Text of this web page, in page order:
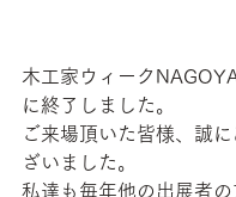
木工家ウィーク
に終了しました。
ご来場頂いた皆様、誠
ざいました。
私達も毎年他の出展者